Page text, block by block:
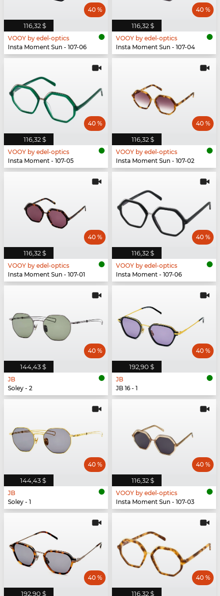
116,32 $
40 %
VOOY by edel-optics
Insta Moment Sun - 107-06
116,32 $
40 %
VOOY by edel-optics
Insta Moment Sun - 107-04
116,32 $
40 %
VOOY by edel-optics
Insta Moment - 107-05
116,32 $
40 %
VOOY by edel-optics
Insta Moment Sun - 107-02
116,32 $
40 %
VOOY by edel-optics
Insta Moment Sun - 107-01
116,32 $
40 %
VOOY by edel-optics
Insta Moment - 107-06
144,43 $
40 %
JB
Soley - 2
192,90 $
40 %
JB
JB 16 - 1
144,43 $
40 %
JB
Soley - 1
116,32 $
40 %
VOOY by edel-optics
Insta Moment Sun - 107-03
192,90 $
40 %
116,32 $
40 %